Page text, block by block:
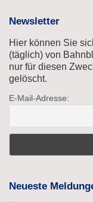
Newsletter
Hier können Sie
(täglich) von
nur für diesen
gelöscht.
E-Mail-Adresse:
Neueste